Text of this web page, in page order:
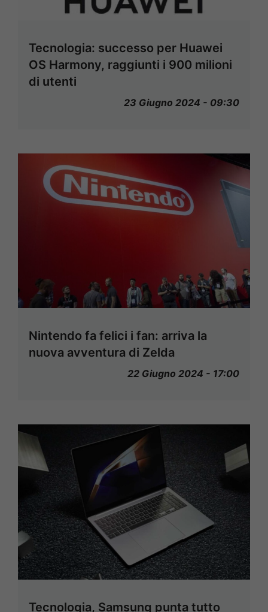
Tecnologia: successo per Huawei
OS Harmony, raggiunti i 900 milioni
di utenti
23 Giugno 2024 - 09:30
Nintendo fa felici i fan: arriva la
nuova avventura di Zelda
22 Giugno 2024 - 17:00
Tecnologia, Samsung punta tutto